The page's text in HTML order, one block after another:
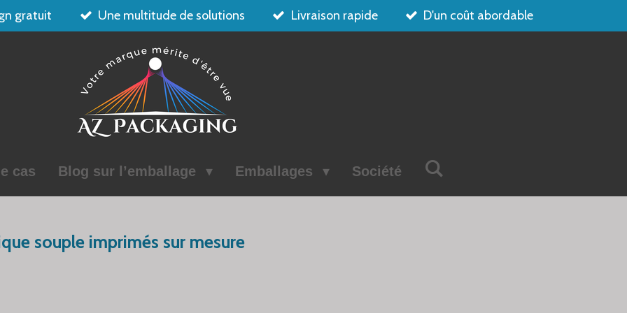
gratuit Une multitude de solutions Livraison rapide D'un coût abordable
cas Blog sur l’emballage Emballages Société
souple imprimés sur mesure